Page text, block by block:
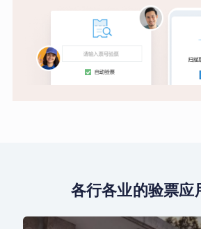
各行各业的验票应